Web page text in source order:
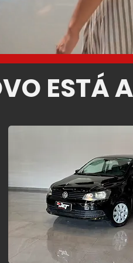
ESTÁ